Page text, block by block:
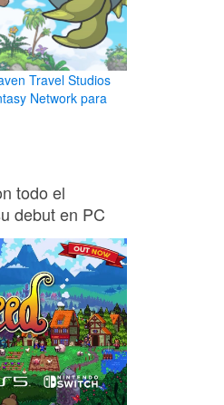
Travel Studios
Network para
todo el
debut en PC